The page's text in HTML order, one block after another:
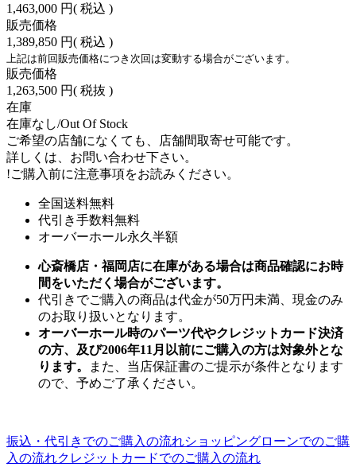
1,463,000 円( 税込 )
販売価格
1,389,850 円( 税込 )
上記は前回販売価格につき次回は変動する場合がございます。
販売価格
1,263,500 円( 税抜 )
在庫
在庫なし/Out Of Stock
ご希望の店舗になくても、店舗間取寄せ可能です。
詳しくは、お問い合わせ下さい。
!ご購入前に注意事項をお読みください。
全国送料無料
代引き手数料無料
オーバーホール永久半額
心斎橋店・福岡店に在庫がある場合は商品確認にお時
間をいただく場合がございます。
代引きでご購入の商品は代金が50万円未満、現金のみ
のお取り扱いとなります。
オーバーホール時のパーツ代やクレジットカード決済
の方、及び2006年11月以前にご購入の方は対象外とな
ります。
また、当店保証書のご提示が条件となります
ので、予めご了承ください。
振込・代引きでのご購入の流れショッピングローンでのご購
入の流れクレジットカードでのご購入の流れ